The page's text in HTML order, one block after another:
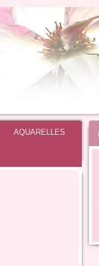
AQUARELLES